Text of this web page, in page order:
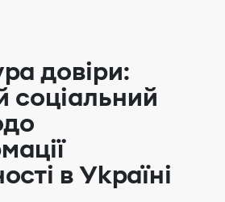
довіри:
соціальний
в Україні